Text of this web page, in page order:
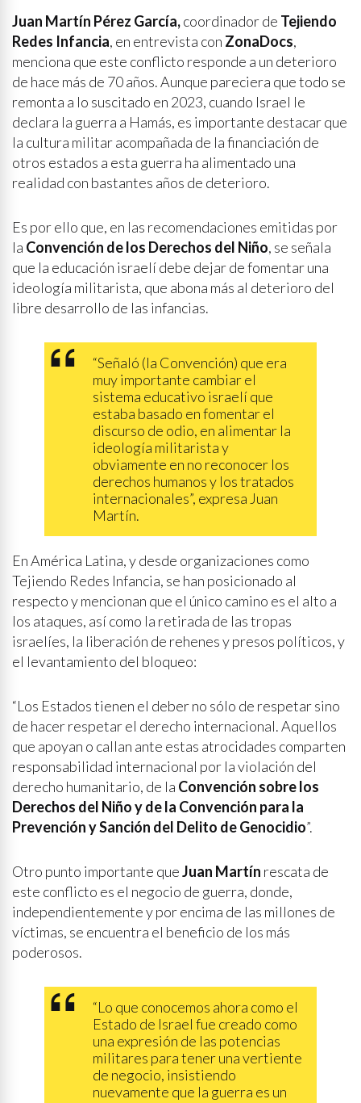
Juan Martín Pérez García,coordinador de Tejiendo
Redes Infancia, en entrevista con ZonaDocs,
menciona que este conflicto responde a un deterioro
de hace más de 70 años. Aunque pareciera que todo se
remonta a lo suscitado en 2023, cuando Israel le
declara la guerra a Hamás, es importante destacar que
la cultura militar acompañada de la financiación de
otros estados a esta guerra ha alimentado una
realidad con bastantes años de deterioro.
Es por ello que, en las recomendaciones emitidas por
la Convención de los Derechos del Niño, se señala
que la educación israelí debe dejar de fomentar una
ideología militarista, que abona más al deterioro del
libre desarrollo de las infancias.
“Señaló (la Convención) que era
muy importante cambiar el
sistema educativo israelí que
estaba basado en fomentar el
discurso de odio, en alimentar la
ideología militarista y
obviamente en no reconocer los
derechos humanos y los tratados
internacionales”, expresa Juan
Martín.
En América Latina, y desde organizaciones como
Tejiendo Redes Infancia, se han posicionado al
respecto y mencionan que el único camino es el alto a
los ataques, así como la retirada de las tropas
israelíes, la liberación de rehenes y presos políticos, y
el levantamiento del bloqueo:
“Los Estados tienen el deber no sólo de respetar sino
de hacer respetar el derecho internacional. Aquellos
que apoyan o callan ante estas atrocidades comparten
responsabilidad internacional por la violación del
derecho humanitario, de la Convención sobre los
Derechos del Niño y de la Convención para la
Prevención y Sanción del Delito de Genocidio”.
Otro punto importante queJuan Martín rescata de
este conflicto es el negocio de guerra, donde,
independientemente y por encima de las millones de
víctimas, se encuentra el beneficio de los más
poderosos.
“Lo que conocemos ahora como el
Estado de Israel fue creado como
una expresión de las potencias
militares para tener una vertiente
de negocio, insistiendo
nuevamente que la guerra es un